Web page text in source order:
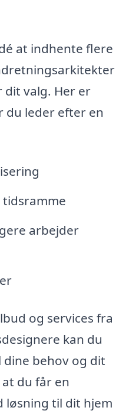
at indhente flere
valg. Her er
du leder efter en
arbejder
og services fra
kan du
behov og dit
du får en
løsning til dit hjem